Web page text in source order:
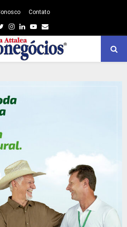
Contato
TwitterInstagram
LinkedinYoutube
Email